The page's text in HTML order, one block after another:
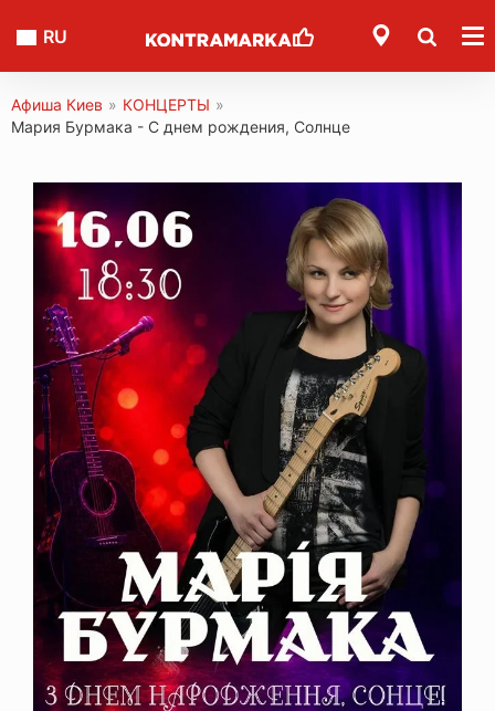
RU
Афиша Киев » КОНЦЕРТЫ »
Мария Бурмака - С днем ​​рождения, Солнце